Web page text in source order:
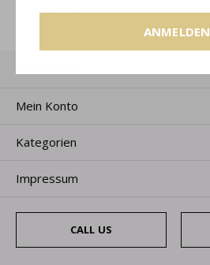
ANMELDEN
Mein Konto
Kategorien
Impressum
CALL US